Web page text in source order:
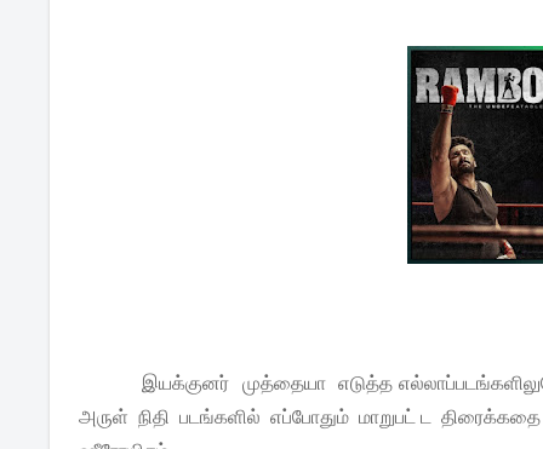
இயக்குனர் முத்தையா எடுத்த
அருள் நிதி படங்களில் எப்போதும் மாறுபட் ட